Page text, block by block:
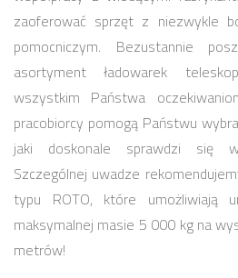
zaoferować sprzęt z niezwykle
pomocniczym. Bezustannie
asortyment ładowarek
wszystkim Państwa
pracobiorcy pomogą Państwu
jaki doskonale sprawdzi się
Szczególnej uwadze
typu ROTO, które umożliwiają
maksymalnej masie 5 000 kg na
metrów!